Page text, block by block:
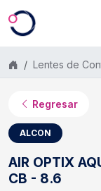
Saltar al contenido
Lentes de
Regresar
ALCON
AIR OPTIX
CB - 8.6